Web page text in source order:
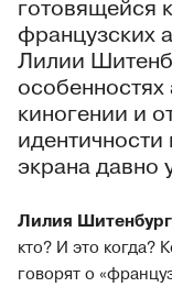
готовящейся
французских
Лилии
особенностях
киногении и
экрана
Лилия
кто? И это когда?
говорят о